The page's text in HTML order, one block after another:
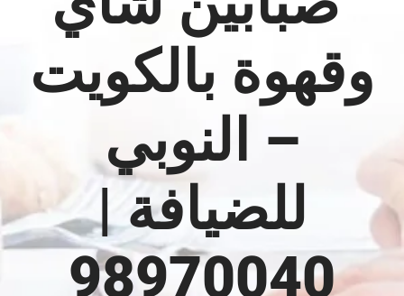
وقهوة بالكويت
– النوبي
للضيافة |
98970040